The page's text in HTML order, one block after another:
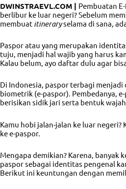
DWINSTRAEVL.COM | Pembuatan
berlibur ke luar negeri? Sebelum
membuat itineraryselama di sana,
Paspor atau yang merupakan
tuju, menjadi hal wajib yang harus
Kalau belum, ayo daftar dulu agar
Di Indonesia, paspor terbagi
biometrik (e-paspor). Pembedanya,
berisikan sidik jari serta bentuk
Kamu hobi jalan-jalan ke luar
ke e-paspor.
Mengapa demikian? Karena, banyak
paspor sebagai identitas pengenal
Berikut ini keuntungan dengan